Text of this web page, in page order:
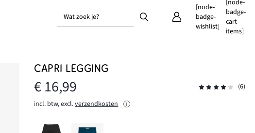
Wat zoek je?
[node-
badge-
wishlist]
[node-
badge-
cart-
items]
CAPRI LEGGING
€ 16,99
(6)
incl. btw, excl.verzendkosten